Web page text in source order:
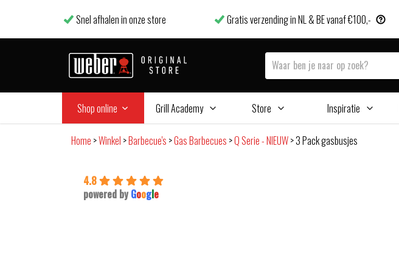
Snel afhalen in onze store Gratis verzending in NL & BE vanaf €100,-
Shop online Grill Academy Store Inspiratie
Home >Winkel >Barbecue's >Gas Barbecues >Q Serie - NIEUW>3 Pack gasbusjes
4.8
powered by Google